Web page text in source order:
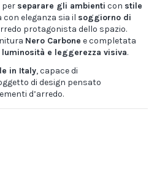
per separare gli ambienti con stile
con eleganza sia il soggiorno di
protagonista dello spazio.
Nero Carbone e completata
e leggerezza visiva.
in Italy, capace di
di design pensato
d’arredo.